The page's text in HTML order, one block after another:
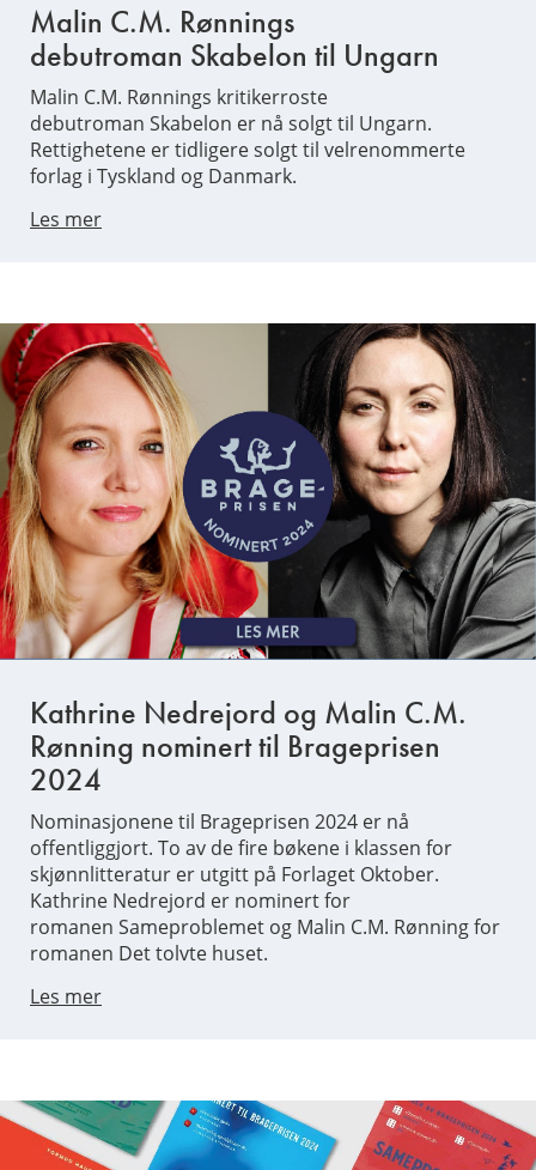
Malin C.M. Rønnings
debutroman Skabelon til Ungarn
Malin C.M. Rønnings kritikerroste
debutroman Skabelon er nå solgt til Ungarn.
Rettighetene er tidligere solgt til velrenommerte
forlag i Tyskland og Danmark.
Les mer
Kathrine Nedrejord og Malin C.M.
Rønning nominert til Brageprisen
2024
Nominasjonene til Brageprisen 2024 er nå
offentliggjort. To av de fire bøkene i klassen for
skjønnlitteratur er utgitt på Forlaget Oktober.
Kathrine Nedrejord er nominert for
romanen Sameproblemet og Malin C.M. Rønning for
romanen Det tolvte huset.
Les mer